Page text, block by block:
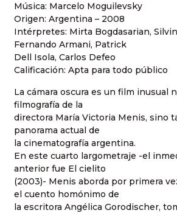
Música: Marcelo Moguilevsky
Origen: Argentina – 2008
Intérpretes: Mirta Bogdasarian,
Fernando Armani, Patrick
Dell Isola, Carlos Defeo
Calificación: Apta para todo público
La cámara oscura es un film inusual
filmografía de la
directora María Victoria Menis, sino
panorama actual de
la cinematografía argentina.
En este cuarto largometraje -el
anterior fue El cielito
(2003)- Menis aborda por primera
el cuento homónimo de
la escritora Angélica Gorodischer,